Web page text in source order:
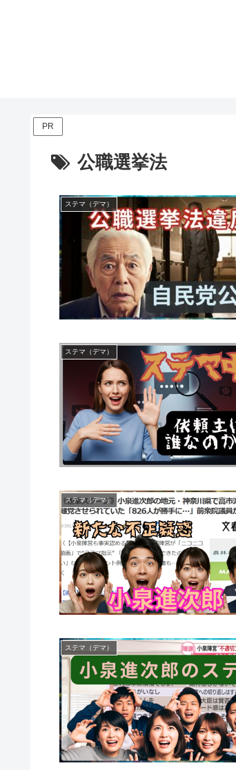
PR
公職選挙法
ステマ（デマ）
ステマ（デマ）
ステマ（デマ）
ステマ（デマ）